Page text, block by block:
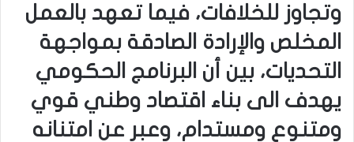
وتجاوز للخلافات، فيما تعهد بالعمل
المخلص والإرادة الصادقة بمواجهة
التحديات، بين أن البرنامج الحكومي
يهدف الى بناء اقتصاد وطني قوي
ومتنوع ومستدام، وعبر عن امتنانه